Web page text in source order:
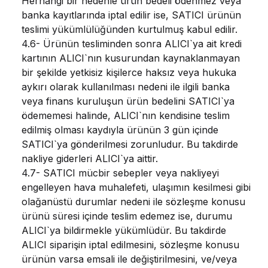
banka kayıtlarında iptal edilir ise, SATICI ürünün
teslimi yükümlülüğünden kurtulmuş kabul edilir.
4.6- Ürünün tesliminden sonra ALICI`ya ait kredi
kartının ALICI`nın kusurundan kaynaklanmayan
bir şekilde yetkisiz kişilerce haksız veya hukuka
aykırı olarak kullanılması nedeni ile ilgili banka
veya finans kuruluşun ürün bedelini SATICI`ya
ödememesi halinde, ALICI`nın kendisine teslim
edilmiş olması kaydıyla ürünün 3 gün içinde
SATICI`ya gönderilmesi zorunludur. Bu takdirde
nakliye giderleri ALICI`ya aittir.
4.7- SATICI mücbir sebepler veya nakliyeyi
engelleyen hava muhalefeti, ulaşımın kesilmesi gibi
olağanüstü durumlar nedeni ile sözleşme konusu
ürünü süresi içinde teslim edemez ise, durumu
ALICI`ya bildirmekle yükümlüdür. Bu takdirde
ALICI siparişin iptal edilmesini, sözleşme konusu
ürünün varsa emsali ile değiştirilmesini, ve/veya